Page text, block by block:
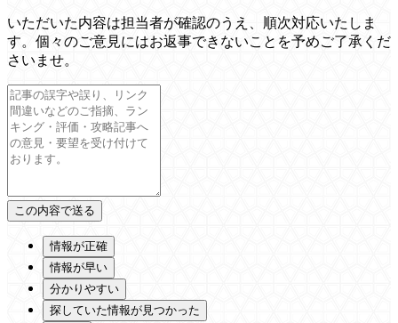
いただいた内容は担当者が確認のうえ、順次対応いたしま
す。個々のご意見にはお返事できないことを予めご了承くだ
さいませ。
情報が正確
情報が早い
分かりやすい
探していた情報が見つかった